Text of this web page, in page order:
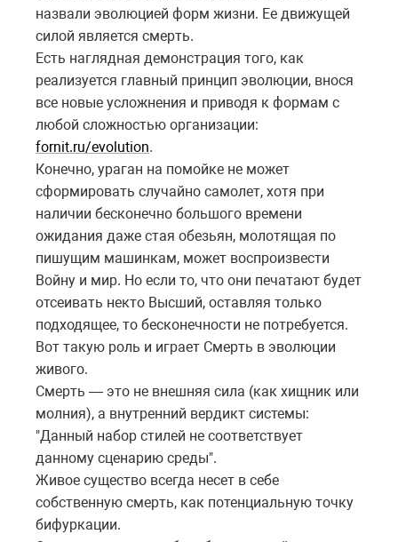
назвали эволюцией форм жизни. Ее движущей
силой является смерть.
Есть наглядная демонстрация того, как
реализуется главный принцип эволюции, внося
все новые усложнения и приводя к формам с
любой сложностью организации:
fornit.ru/evolution.
Конечно, ураган на помойке не может
сформировать случайно самолет, хотя при
наличии бесконечно большого времени
ожидания даже стая обезьян, молотящая по
пишущим машинкам, может воспроизвести
Войну и мир. Но если то, что они печатают будет
отсеивать некто Высший, оставляя только
подходящее, то бесконечности не потребуется.
Вот такую роль и играет Смерть в эволюции
живого.
Смерть — это не внешняя сила (как хищник или
молния), а внутренний вердикт системы:
"Данный набор стилей не соответствует
данному сценарию среды".
Живое существо всегда несет в себе
собственную смерть, как потенциальную точку
бифуркации.